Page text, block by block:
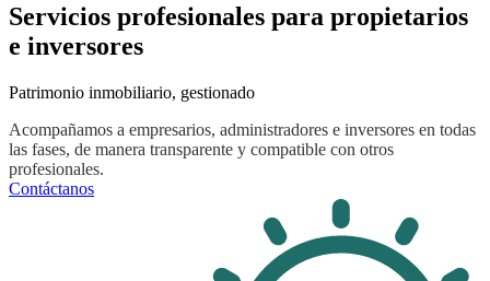
Servicios profesionales para propietarios
e inversores
Patrimonio inmobiliario, gestionado
Acompañamos a empresarios, administradores e inversores en todas
las fases, de manera transparente y compatible con otros
profesionales.
Contáctanos